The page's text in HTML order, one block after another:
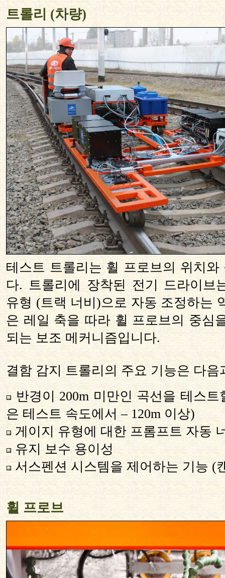
트롤리 (차량)
테스트 트롤리는 휠 프로브의 위치와
다. 트롤리에 장착된 전기 드라이브
유형 (트랙 너비)으로 자동 조정하는
은 레일 축을 따라 휠 프로브의 중심
되는 보조 메커니즘입니다.
결함 감지 트롤리의 주요 기능은 다음
반경이 200m 미만인 곡선을 테스
은 테스트 속도에서 – 120m 이상)
게이지 유형에 대한 프롬프트 자동
유지 보수 용이성
서스펜션 시스템을 제어하는 기능 (
휠 프로브